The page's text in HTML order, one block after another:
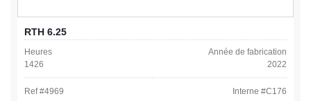
RTH 6.25
Heures
1426
Année de fabrication
2022
Ref #4969 Interne #C176